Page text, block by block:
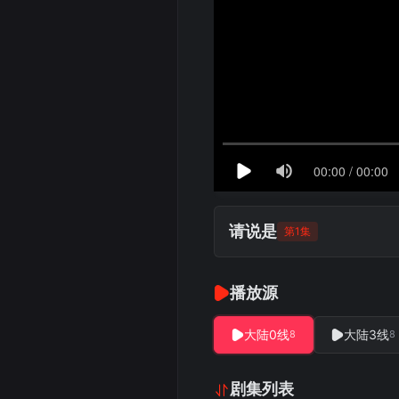
请说是 第1集
播放源
大陆0线8 大陆3线8
剧集列表